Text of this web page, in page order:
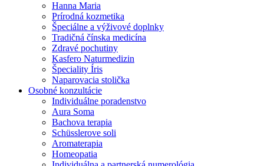
Hanna Maria
Prírodná kozmetika
Špeciálne a výživové doplnky
Tradičná čínska medicína
Zdravé pochutiny
Kasfero Naturmedizin
Špeciality Íris
Naparovacia stolička
Osobné konzultácie
Individuálne poradenstvo
Aura Soma
Bachova terapia
Schüsslerove soli
Aromaterapia
Homeopatia